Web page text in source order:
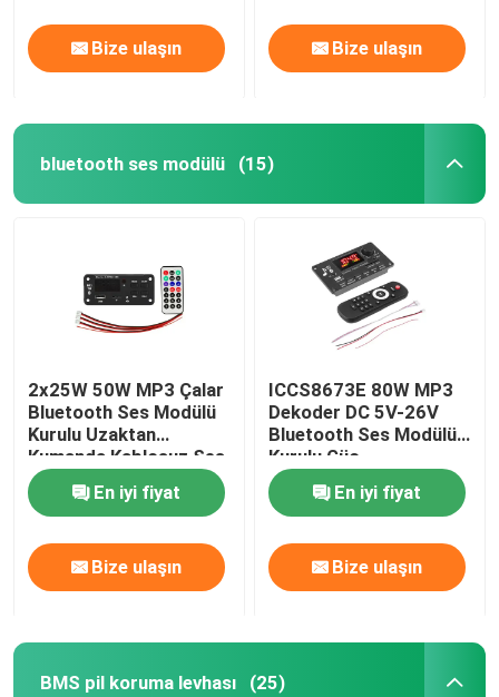
Bize ulaşın Bize ulaşın
bluetooth ses modülü (15)
2x25W 50W MP3 Çalar
Bluetooth Ses Modülü
Kurulu Uzaktan
Kumanda Kablosuz Ses
Sistemi
En iyi fiyat
Bize ulaşın
ICCS8673E 80W MP3
Dekoder DC 5V-26V
Bluetooth Ses Modülü
Kurulu Güç
Amplifikatörü Sistemi
En iyi fiyat
Bize ulaşın
BMS pil koruma levhası (25)